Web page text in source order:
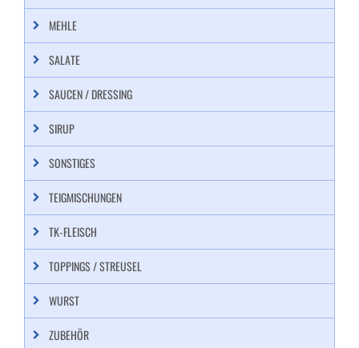
MEHLE
SALATE
SAUCEN / DRESSING
SIRUP
SONSTIGES
TEIGMISCHUNGEN
TK-FLEISCH
TOPPINGS / STREUSEL
WURST
ZUBEHÖR